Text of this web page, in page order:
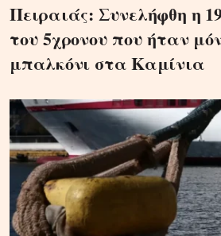
Πειραιάς: Συνελήφθη η
του 5χρονου που ήταν
μπαλκόνι στα Καμίνια